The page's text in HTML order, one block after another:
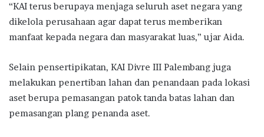
“KAI terus berupaya menjaga seluruh aset negara yang
dikelola perusahaan agar dapat terus memberikan
manfaat kepada negara dan masyarakat luas,” ujar Aida.
Selain pensertipikatan, KAI Divre III Palembang juga
melakukan penertiban lahan dan penandaan pada lokasi
aset berupa pemasangan patok tanda batas lahan dan
pemasangan plang penanda aset.